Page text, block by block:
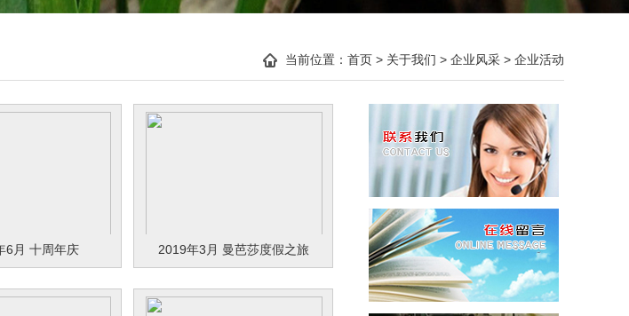
当前位置： 首页 > 关于我们 > 企业风采 > 企业活动
6月 十周年庆 2019年3月 曼芭莎度假之旅